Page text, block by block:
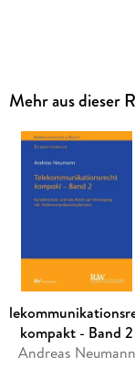
einen
Digitalgesetze
Vorschriften.
Im Fokus stehen
mit der Sicherheit
etwa im Finanz-
Sektor. Trotz
alle ein Ziel,
Mehr aus dieser
kompakt - Band 2
Andreas Neumann